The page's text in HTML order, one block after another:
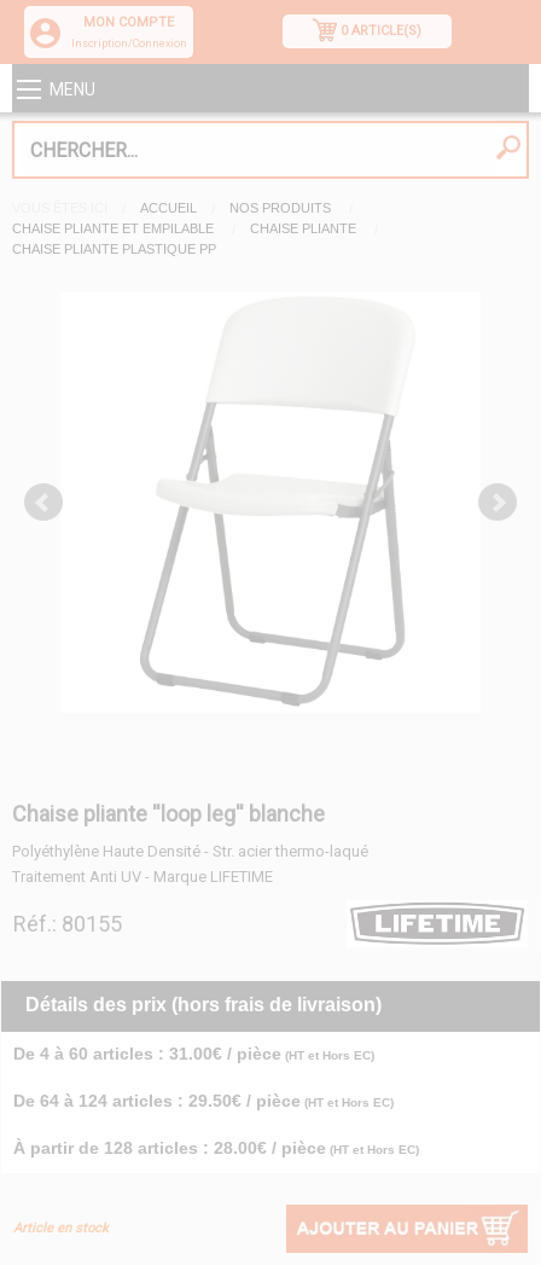
MON COMPTE
Inscription/Connexion
0 ARTICLE(S)
MENU
ACCUEIL
NOS PRODUITS
CHAISE PLIANTE ET EMPILABLE
CHAISE PLIANTE
CHAISE PLIANTE PLASTIQUE PP
Chaise pliante ''loop leg'' blanche
Polyéthylène Haute Densité - Str. acier thermo-laqué
Traitement Anti UV - Marque LIFETIME
Réf.: 80155
Détails des prix (hors frais de livraison)
De 4 à 60 articles : 31.00€ / pièce (HT et Hors EC)
De 64 à 124 articles : 29.50€ / pièce (HT et Hors EC)
À partir de 128 articles : 28.00€ / pièce (HT et Hors EC)
Article en stock